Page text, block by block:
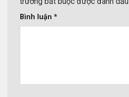
Bình luận *